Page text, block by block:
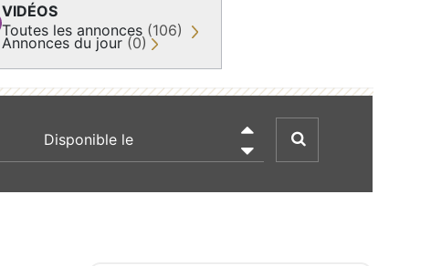
VIDÉOS
Toutes les annonces (106)
Annonces du jour (0)
